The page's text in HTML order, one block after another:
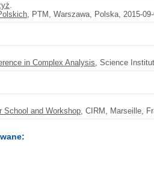
.
, PTM, Warszawa, Polska, 2015-
in Complex Analysis, Science
School and Workshop, CIRM, Marseille,